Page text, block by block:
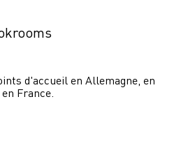
d'accueil en Allemagne, en
France.